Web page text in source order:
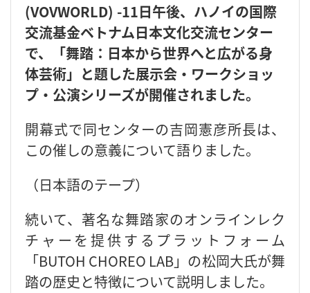
(VOVWORLD) -11日午後、ハノイの国際
交流基金ベトナム日本文化交流センター
で、「舞踏：日本から世界へと広がる身
体芸術」と題した展示会・ワークショッ
プ・公演シリーズが開催されました。
開幕式で同センターの吉岡憲彦所長は、
この催しの意義について語りました。
（日本語のテープ）
続いて、著名な舞踏家のオンラインレク
チャーを提供するプラットフォーム
「BUTOH CHOREO LAB」の松岡大氏が舞
踏の歴史と特徴について説明しました。